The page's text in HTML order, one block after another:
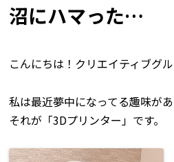
沼にハマった…
こんにちは！クリエイティブグ
私は最近夢中になってる趣味があ
それが「3Dプリンター」です。